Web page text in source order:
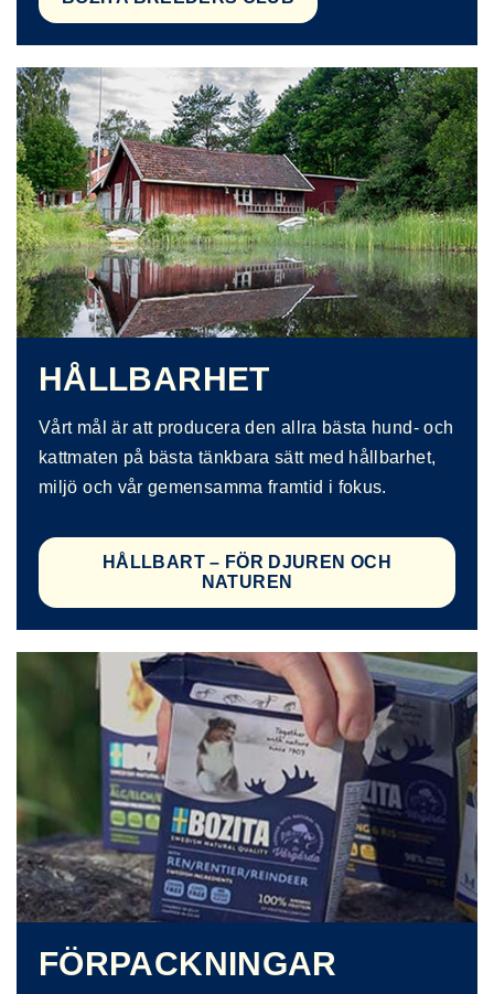
HÅLLBARHET
Vårt mål är att producera den allra bästa hund- och
kattmaten på bästa tänkbara sätt med hållbarhet,
miljö och vår gemensamma framtid i fokus.
HÅLLBART – FÖR DJUREN OCH
NATUREN
FÖRPACKNINGAR